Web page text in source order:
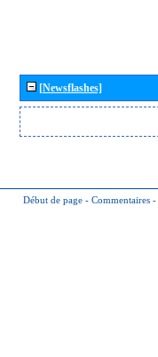
[Newsflashes]
Début de page - Commentaires -